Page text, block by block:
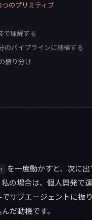
のプリミティブ
で理解する
のパイプラインに移植する
振り分け
を一度動かすと、次に
の場合は、個人開発で
サブエージェントに振
だ動機です。